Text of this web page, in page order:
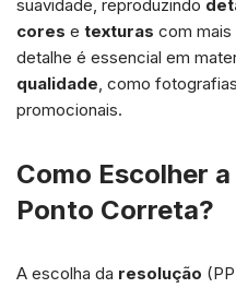
suavidade, reproduzindo
cores e texturas com mais
detalhe é essencial em
qualidade , como
promocionais.
Como Escolher
Ponto Correta?
A escolha da resolução